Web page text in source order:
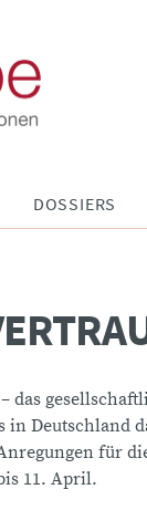
DOSSIERS
in Deutschland
für
11. April.